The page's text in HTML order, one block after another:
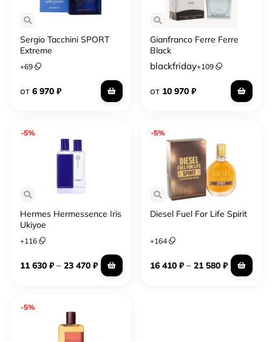
Sergio Tacchini SPORT
Extreme
+69
от 6 970 ₽
Gianfranco Ferre Ferre
Black
blackfriday+109
от 10 970 ₽
-5%
Hermes Hermessence Iris
Ukiyoe
+116
11 630 ₽– 23 470 ₽
-5%
Diesel Fuel For Life Spirit
+164
16 410 ₽– 21 580 ₽
-5%